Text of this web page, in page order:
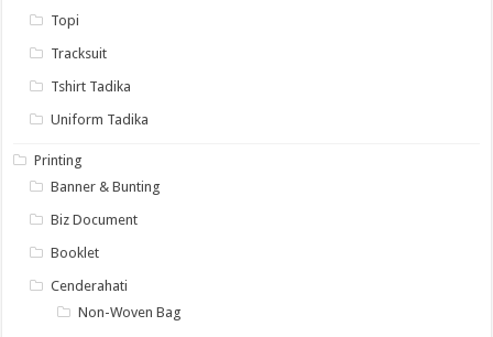
Topi
Tracksuit
Tshirt Tadika
Uniform Tadika
Printing
Banner & Bunting
Biz Document
Booklet
Cenderahati
Non-Woven Bag